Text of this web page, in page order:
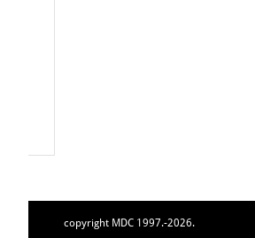
copyright MDC 1997.-2026.